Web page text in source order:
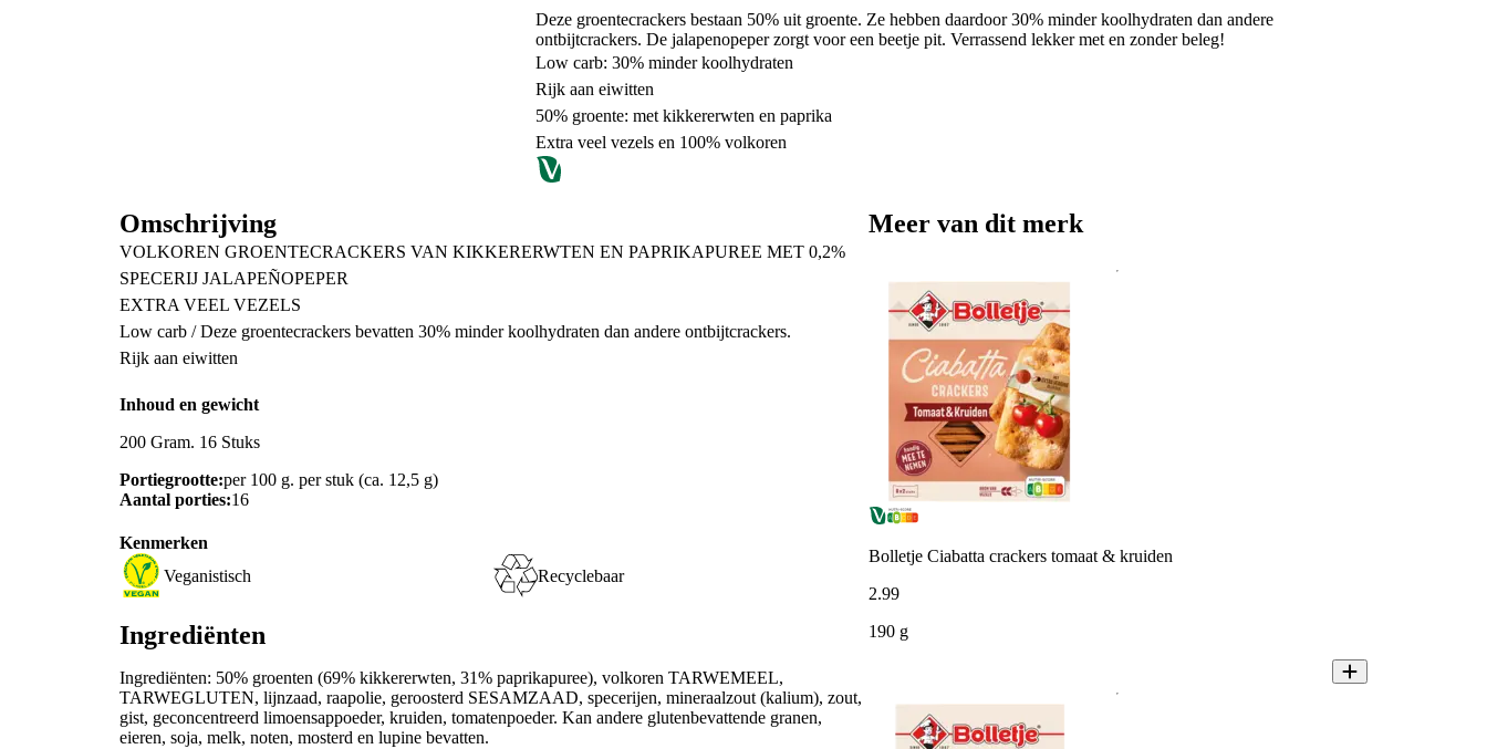
Deze groentecrackers bestaan 50% uit groente. Ze hebben daardoor 30% minder koolhydraten dan andere
ontbijtcrackers. De jalapenopeper zorgt voor een beetje pit. Verrassend lekker met en zonder beleg!
Low carb: 30% minder koolhydraten
Rijk aan eiwitten
50% groente: met kikkererwten en paprika
Extra veel vezels en 100% volkoren
Omschrijving
VOLKOREN GROENTECRACKERS VAN KIKKERERWTEN EN PAPRIKAPUREE MET 0,2%
SPECERIJ JALAPEÑOPEPER
EXTRA VEEL VEZELS
Low carb / Deze groentecrackers bevatten 30% minder koolhydraten dan andere ontbijtcrackers.
Rijk aan eiwitten
Inhoud en gewicht
200 Gram. 16 Stuks
Portiegrootte:per 100 g. per stuk (ca. 12,5 g)
Aantal porties:16
Kenmerken
Veganistisch
Recyclebaar
Ingrediënten
Ingrediënten: 50% groenten (69% kikkererwten, 31% paprikapuree), volkoren TARWEMEEL,
TARWEGLUTEN, lijnzaad, raapolie, geroosterd SESAMZAAD, specerijen, mineraalzout (kalium), zout,
gist, geconcentreerd limoensappoeder, kruiden, tomatenpoeder. Kan andere glutenbevattende granen,
eieren, soja, melk, noten, mosterd en lupine bevatten.
Meer van dit merk
Bolletje Ciabatta crackers tomaat & kruiden
2.99
190 g